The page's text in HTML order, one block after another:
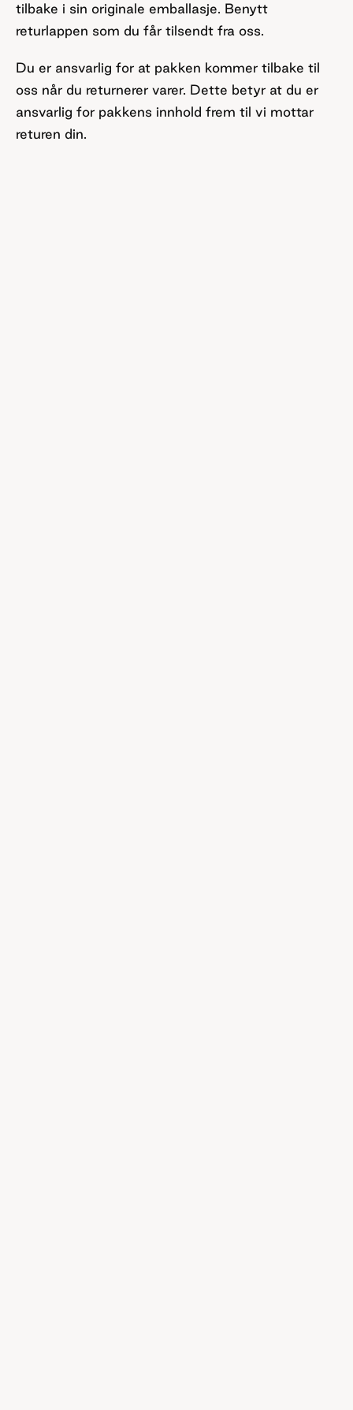
tilbake i sin originale emballasje. Benytt
returlappen som du får tilsendt fra oss.
Du er ansvarlig for at pakken kommer tilbake til
oss når du returnerer varer. Dette betyr at du er
ansvarlig for pakkens innhold frem til vi mottar
returen din.